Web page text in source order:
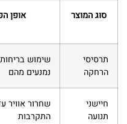
סוג המוצר אופן
תרסיסי
הרחקה
שימוש
נמנעים מהם
חיישני
תנועה
שחרור אוויר
התקרבות